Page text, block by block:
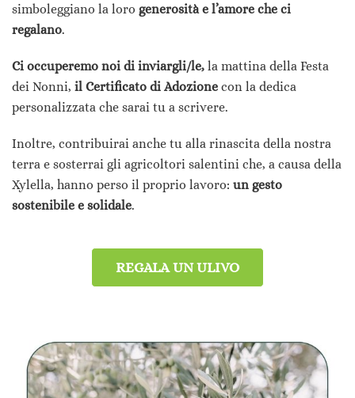
simboleggiano la loro generosità e l’amore che ci
regalano.
Ci occuperemo noi di inviargli/le, la mattina della Festa
dei Nonni, il Certificato di Adozione con la dedica
personalizzata che sarai tu a scrivere.
Inoltre, contribuirai anche tu alla rinascita della nostra
terra e sosterrai gli agricoltori salentini che, a causa della
Xylella, hanno perso il proprio lavoro: un gesto
sostenibile e solidale.
REGALA UN ULIVO